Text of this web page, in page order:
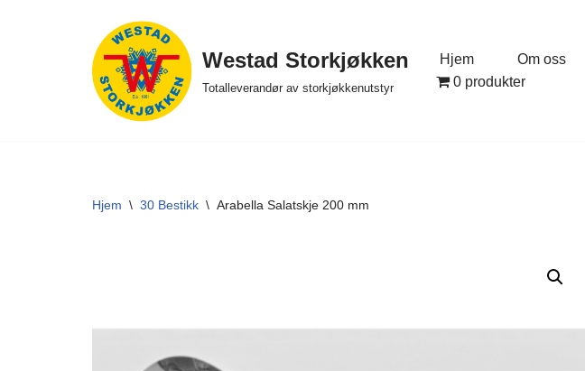
Westad Storkjøkken
Totalleverandør av storkjøkkenutstyr
Hjem Om oss
0 produkter
Hjem \ 30 Bestikk \ Arabella Salatskje 200 mm